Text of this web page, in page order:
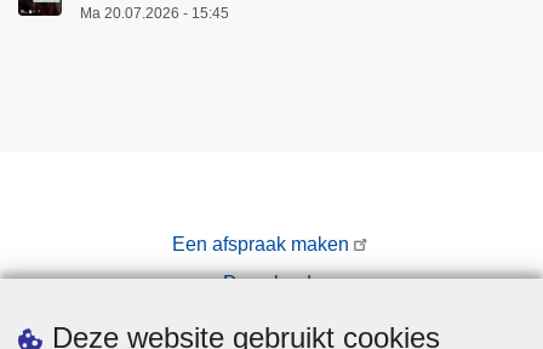
Deze website gebruikt cookies
Ma 20.07.2026 - 15:45
Een afspraak maken
Downloads